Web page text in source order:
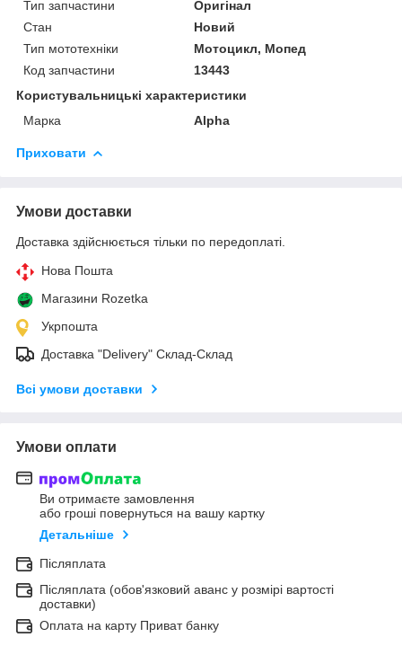
Тип запчастини
Оригінал
Стан
Новий
Тип мототехніки
Мотоцикл, Мопед
Код запчастини
13443
Користувальницькі характеристики
Марка
Alpha
Приховати
Умови доставки
Доставка здійснюється тільки по передоплаті.
Нова Пошта
Магазини Rozetka
Укрпошта
Доставка "Delivery" Склад-Склад
Всі умови доставки
Умови оплати
Ви отримаєте замовлення
або гроші повернуться на вашу картку
Детальніше
Післяплата
Післяплата (обов'язковий аванс у розмірі вартості
доставки)
Оплата на карту Приват банку